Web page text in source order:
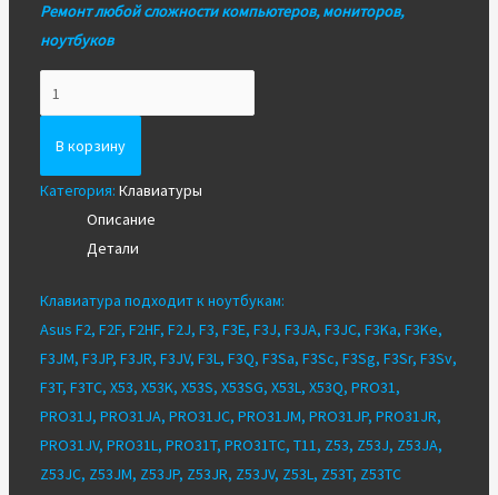
Ремонт любой сложности компьютеров, мониторов,
ноутбуков
Клавиатура
для
Asus
F2
В корзину
Категория: Клавиатуры
Описание
Детали
Клавиатура подходит к ноутбукам:
Asus F2, F2F, F2HF, F2J, F3, F3E, F3J, F3JA, F3JC, F3Ka, F3Ke,
F3JM, F3JP, F3JR, F3JV, F3L, F3Q, F3Sa, F3Sc, F3Sg, F3Sr, F3Sv,
F3T, F3TC, X53, X53K, X53S, X53SG, X53L, X53Q, PRO31,
PRO31J, PRO31JA, PRO31JC, PRO31JM, PRO31JP, PRO31JR,
PRO31JV, PRO31L, PRO31T, PRO31TC, T11, Z53, Z53J, Z53JA,
Z53JC, Z53JM, Z53JP, Z53JR, Z53JV, Z53L, Z53T, Z53TC